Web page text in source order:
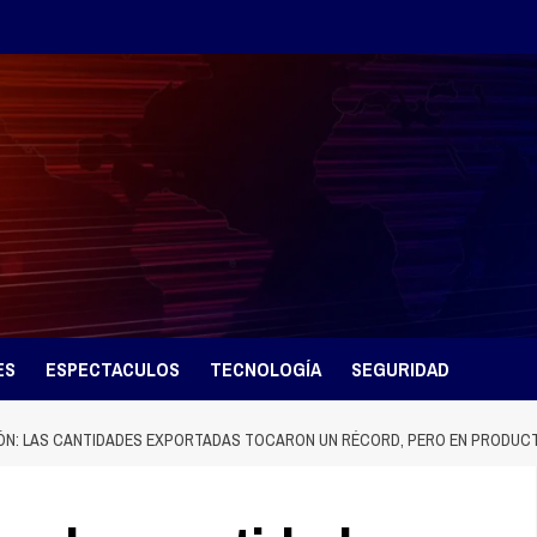
ESPECTACULOS TECNOLOGÍA SEGURIDAD
LAS CANTIDADES EXPORTADAS TOCARON UN RÉCORD, PERO EN